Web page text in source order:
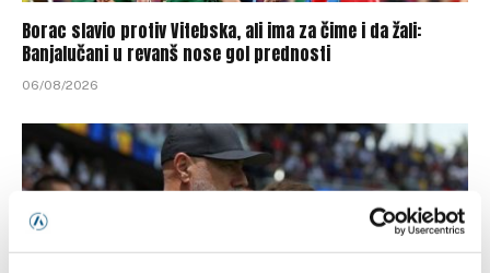
Borac slavio protiv Vitebska, ali ima za čime i da žali:
Banjalučani u revanš nose gol prednosti
06/08/2026